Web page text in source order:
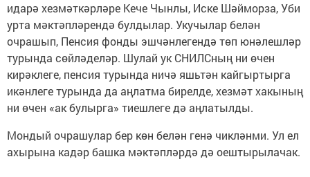
идарә хезмәткәрләре Кече Чынлы, Иске Шәйморза, Уби
урта мәктәпләрендә булдылар. Укучылар белән
очрашып, Пенсия фонды эшчәнлегендә төп юнәлешләр
турында сөйләделәр. Шулай ук СНИЛСның ни өчен
кирәклеге, пенсия турында ничә яшьтән кайгыртырга
икәнлеге турында да аңлатма бирелде, хезмәт хакының
ни өчен «ак булырга» тиешлеге дә аңлатылды.
Мондый очрашулар бер көн белән генә чикләнми. Ул ел
ахырына кадәр башка мәктәпләрдә дә оештырылачак.